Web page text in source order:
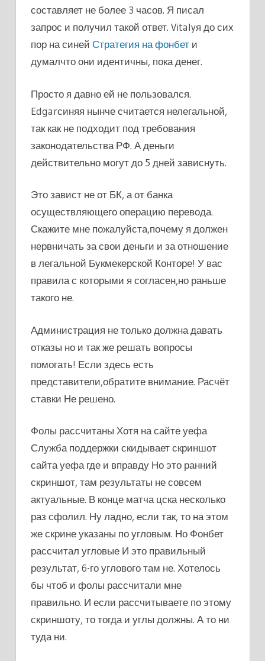
составляет не более 3 часов. Я писал
запрос и получил такой ответ. Vitalyя до сих
пор на синей Стратегия на фонбет и
думалчто они идентичны, пока денег.
Просто я давно ей не пользовался.
Edgarсиняя нынче считается нелегальной,
так как не подходит под требования
законодательства РФ. А деньги
действительно могут до 5 дней зависнуть.
Это завист не от БК, а от банка
осуществляющего операцию перевода.
Скажите мне пожалуйста,почему я должен
нервничать за свои деньги и за отношение
в легальной Букмекерской Конторе! У вас
правила с которыми я согласен,но раньше
такого не.
Администрация не только должна давать
отказы но и так же решать вопросы
помогать! Если здесь есть
представители,обратите внимание. Расчёт
ставки Не решено.
Фолы рассчитаны Хотя на сайте уефа
Служба поддержки скидывает скриншот
сайта уефа где и вправду Но это ранний
скриншот, там результаты не совсем
актуальные. В конце матча цска несколько
раз сфолил. Ну ладно, если так, то на этом
же скрине указаны по угловым. Но Фонбет
рассчитал угловые И это правильный
результат, 6-го углового там не. Хотелось
бы чтоб и фолы рассчитали мне
правильно. И если рассчитываете по этому
скриншоту, то тогда и углы должны. А то ни
туда ни.